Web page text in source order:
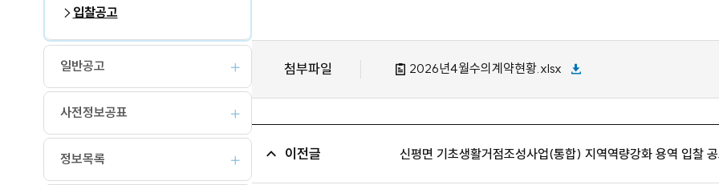
입찰공고
일반공고
사전정보공표
정보목록
첨부파일 2026년4월수의계약현황.xlsx
이전글 신평면 기초생활거점조성사업(통합) 지역역량강화 용역 입찰